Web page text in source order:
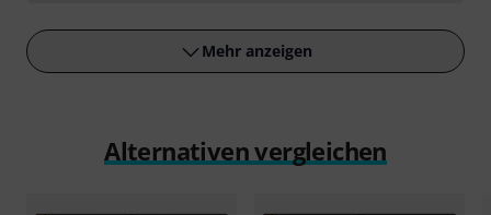
Mehr anzeigen
Alternativen vergleichen